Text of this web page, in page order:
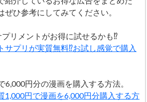
ひ参考にしてみてください。
リメントがお得に試せるかも⁉
サプリが実質無料⁉お試し感覚で購入
6,000円分の漫画を購入する方法。
1,000円で漫画を6,000円分購入する方